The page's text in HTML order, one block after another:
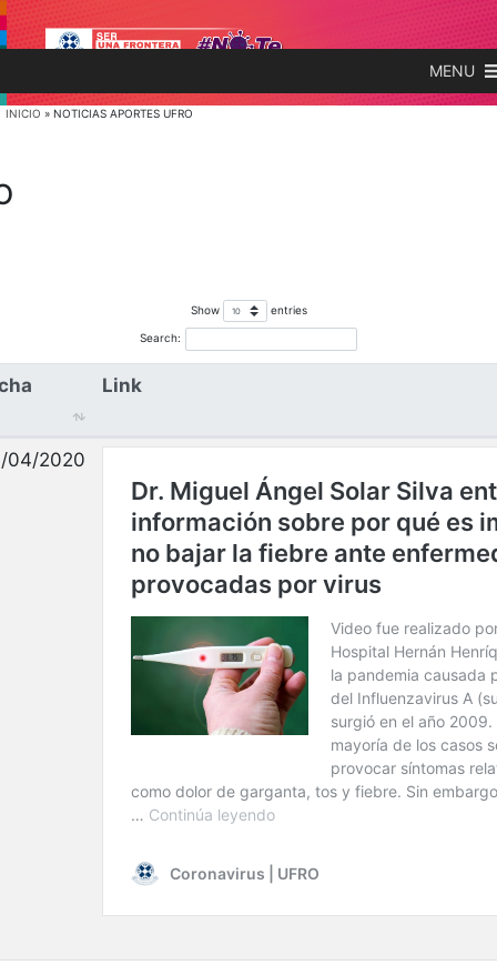
MENU
INICIO » NOTICIAS APORTES UFRO
Show entries
Search:
Link
04/2020